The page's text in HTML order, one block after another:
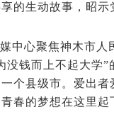
的生动故事，昭示
中心聚焦神木市人
没钱而上不起大学
个县级市。爱出
春的梦想在这里起